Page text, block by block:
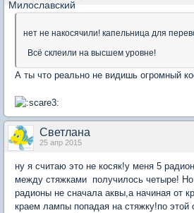
нет не накосячили! капельница для
Всё склеили на высшем уровне!
А ты что реально не видишь огромный
Светлана
25 апр 2015
ну я считаю это не косяк!у меня 5
между стяжками получилось четыре!
радионы не сначала аквы,а начиная от
краем лампы попадая на стяжку!по этой